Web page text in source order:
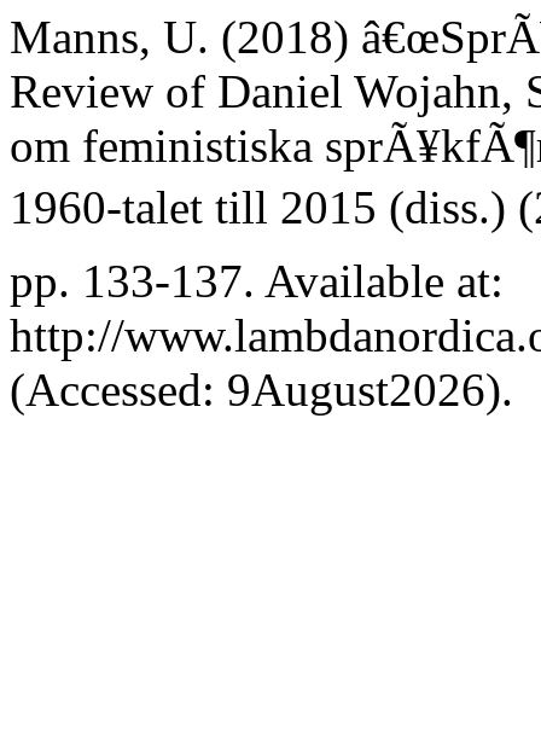
Manns, U. (2018)
Review of Daniel Wojahn,
om feministiska
1960-talet till 2015 (diss.)
pp. 133-137. Available at:
http://
(Accessed: 9August2026).